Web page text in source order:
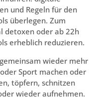
und Regeln für den
überlegen. Zum
detoxen oder ab 22h
erheblich reduzieren.
wieder mehr
Sport machen oder
töpfern, schnitzen
wieder aufnehmen.